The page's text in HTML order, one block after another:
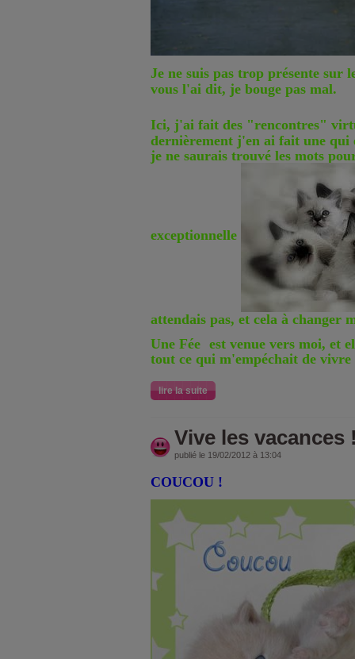
Je ne suis pas trop présente sur
vous l'ai dit, je bouge pas mal.
Ici, j'ai fait des "rencontres"
dernièrement j'en ai fait une qui
je ne saurais trouvé les mots
exceptionnelle
attendais pas, et cela à changer
Une Fée est venue vers moi, et
tout ce qui m'empéchait de
lire la suite
Vive les vacances
publié le 19/02/2012 à 13:04
COUCOU !